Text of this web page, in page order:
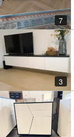
7
3